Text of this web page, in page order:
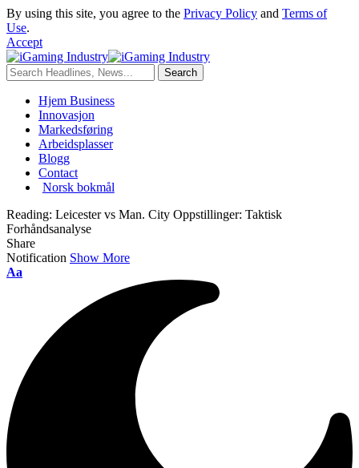
By using this site, you agree to the Privacy Policy and Terms of
Use.
Accept
Hjem Business
Innovasjon
Markedsføring
Arbeidsplasser
Blogg
Contact
Norsk bokmål
Reading: Leicester vs Man. City Oppstillinger: Taktisk
Forhåndsanalyse
Share
Notification Show More
Aa